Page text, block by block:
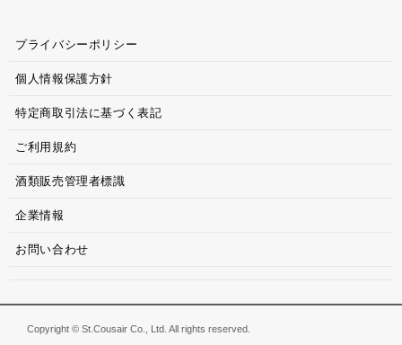
プライバシーポリシー
個人情報保護方針
特定商取引法に基づく表記
ご利用規約
酒類販売管理者標識
企業情報
お問い合わせ
Copyright © St.Cousair Co., Ltd. All rights reserved.